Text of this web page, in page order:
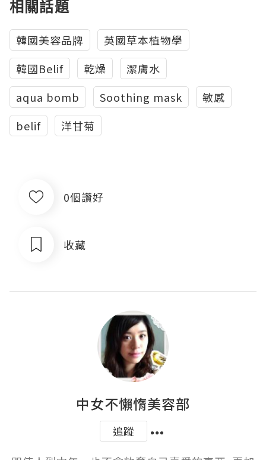
相關話題
韓國美容品牌
英國草本植物學
韓國Belif
乾燥
潔膚水
aqua bomb
Soothing mask
敏感
belif
洋甘菊
0個讚好
收藏
中女不懶惰美容部
追蹤